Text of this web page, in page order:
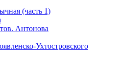
(часть 1)
Антонова
Ухтостровского